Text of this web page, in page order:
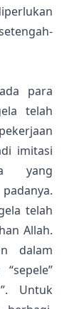
para
telah
imitasi
yang
telah
Allah.
dalam
Untuk